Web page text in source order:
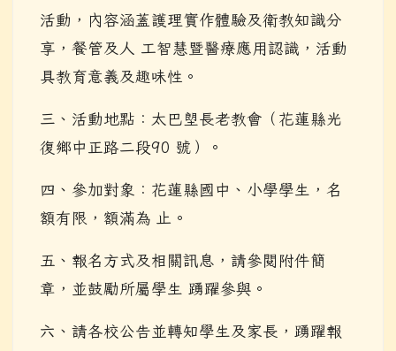
活動，內容涵蓋護理實作體驗及衛教知識分
享，餐管及人 工智慧暨醫療應用認識，活動
具教育意義及趣味性。
三、活動地點：太巴塱長老教會（花蓮縣光
復鄉中正路二段90 號）。
四、參加對象：花蓮縣國中、小學學生，名
額有限，額滿為 止。
五、報名方式及相關訊息，請參閱附件簡
章，並鼓勵所屬學生 踴躍參與。
六、請各校公告並轉知學生及家長，踴躍報